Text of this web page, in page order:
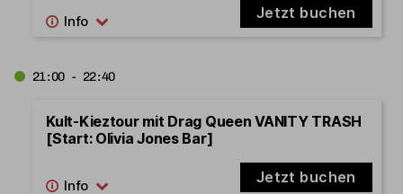
Jetzt buchen
21:00 - 22:40
Kult-Kieztour mit Drag Queen VANITY TRASH
[Start: Olivia Jones Bar]
Jetzt buchen